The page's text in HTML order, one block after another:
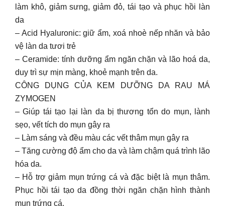
làm khô, giảm sưng, giảm đỏ, tái tạo và phục hồi làn
da
– Acid Hyaluronic: giữ ẩm, xoá nhoè nếp nhăn và bảo
vệ làn da tươi trẻ
– Ceramide: tính dưỡng ẩm ngăn chặn và lão hoá da,
duy trì sự mịn màng, khoẻ mạnh trên da.
CÔNG DỤNG CỦA KEM DƯỠNG DA RAU MÁ
ZYMOGEN
– Giúp tái tạo lại làn da bị thương tổn do mụn, lành
sẹo, vết tích do mụn gây ra
– Làm sáng và đều màu các vết thâm mụn gây ra
– Tăng cường độ ẩm cho da và làm chậm quá trình lão
hóa da.
– Hỗ trợ giảm mụn trứng cá và đặc biệt là mụn thâm.
Phục hồi tái tạo da đồng thời ngăn chặn hình thành
mụn trứng cá.